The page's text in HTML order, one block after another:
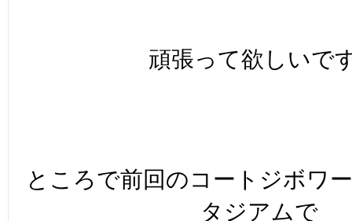
頑張って欲しいで
ところで前回のコートジボワ
タジアムで